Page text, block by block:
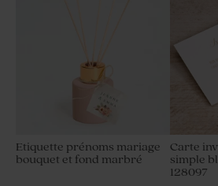
Etiquette prénoms mariage
bouquet et fond marbré
Carte
simple
128097